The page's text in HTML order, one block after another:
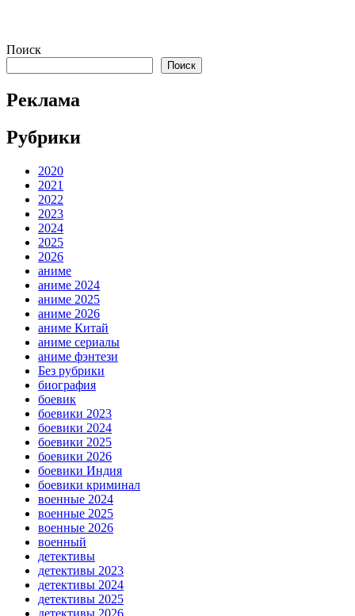
Поиск
Поиск
Реклама
Рубрики
2020
2021
2022
2023
2024
2025
2026
аниме
аниме 2024
аниме 2025
аниме 2026
аниме Китай
аниме сериалы
аниме фэнтези
Без рубрики
биография
боевик
боевики 2023
боевики 2024
боевики 2025
боевики 2026
боевики Индия
боевики криминал
военные 2024
военные 2025
военные 2026
военный
детективы
детективы 2023
детективы 2024
детективы 2025
детективы 2026